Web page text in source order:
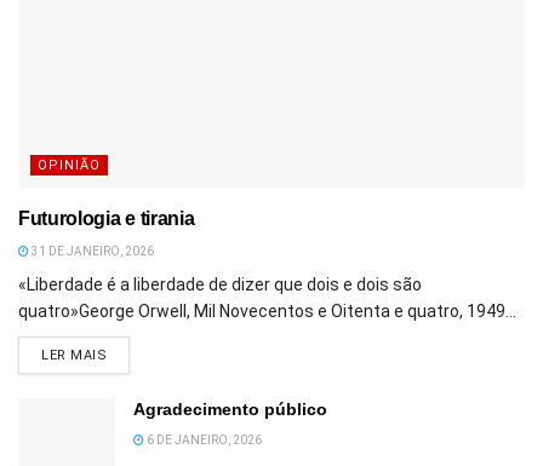
OPINIÃO
Futurologia e tirania
31 DE JANEIRO, 2026
«Liberdade é a liberdade de dizer que dois e dois são
quatro»George Orwell, Mil Novecentos e Oitenta e quatro, 1949...
LER MAIS
Agradecimento público
6 DE JANEIRO, 2026